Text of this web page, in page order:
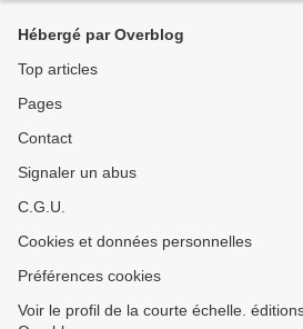
Hébergé par Overblog
Top articles
Pages
Contact
Signaler un abus
C.G.U.
Cookies et données personnelles
Préférences cookies
Voir le profil de la courte échelle.